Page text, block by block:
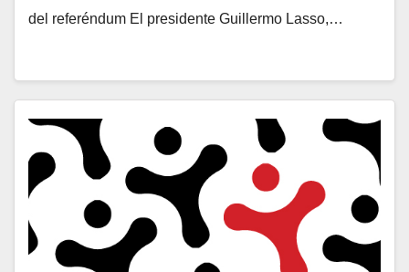
del referéndum El presidente Guillermo Lasso,…